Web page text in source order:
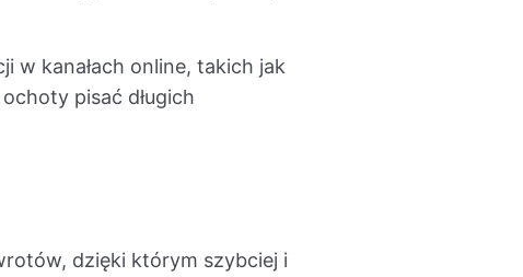
w kanałach online, takich jak
pisać długich
dzięki którym szybciej i